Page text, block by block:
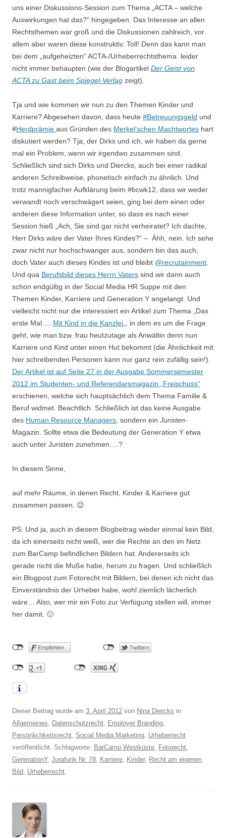
uns einer Diskussions-Session zum Thema „ACTA – welche
Auswirkungen hat das?“ hingegeben. Das Interesse an allen
Rechtsthemen war groß und die Diskussionen zahlreich, vor
allem aber waren diese konstruktiv. Toll! Denn das kann man
bei dem „aufgeheizten“ ACTA-/Urheberrechtsthema leider
nicht immer behaupten (wie der Blogartikel Der Geist von
ACTA zu Gast beim Spiegel-Verlag zeigt).
Tja und wie kommen wir nun zu den Themen Kinder und
Karriere? Abgesehen davon, dass heute #Betreuungsgeld und
#Herdprämie aus Gründen des Merkel’schen Machtwortes hart
diskutiert werden? Tja, der Dirks und ich, wir haben da gerne
mal ein Problem, wenn wir irgendwo zusammen sind.
Schließlich sind sich Dirks und Diercks, auch bei einer radikal
anderen Schreibweise, phonetisch einfach zu ähnlich. Und
trotz mannigfacher Aufklärung beim #bcwk12, dass wir weder
verwandt noch verschwägert seien, ging bei dem einen oder
anderen diese Information unter, so dass es nach einer
Session hieß „Ach, Sie sind gar nicht verheiratet? Ich dachte,
Herr Dirks wäre der Vater Ihres Kindes?“ – Ähh, nein. Ich sehe
zwar nicht nur hochschwanger aus, sondern bin das auch,
doch Vater auch dieses Kindes ist und bleibt @recrutainment
Und qua Berufsbild dieses Herrn Vaters sind wir dann auch
schon endgültig in der Social Media HR Suppe mit den
Themen Kinder, Karriere und Generation Y angelangt. Und
vielleicht nicht nur die interessiert ein Artikel zum Thema „Das
erste Mal…. Mit Kind in die Kanzlei „, in dem es um die Frage
geht, wie man bzw. frau heutzutage als Anwältin denn nun
Karriere und Kind unter einen Hut bekommt (die Ähnlichkeit mit
hier schreibenden Personen kann nur ganz rein zufällig sein!).
Der Artikel ist auf Seite 27 in der Ausgabe Sommersemester
2012 im Studenten- und Referendarsmagazin „Freischuss“
erschienen, welche sich hauptsächlich dem Thema Familie &
Beruf widmet. Beachtlich. Schließlich ist das keine Ausgabe
des Human Resource Managers , sondern ein Juristen-
Magazin. Sollte etwa die Bedeutung der Generation Y etwa
auch unter Juristen zunehmen….?
In diesem Sinne,
auf mehr Räume, in denen Recht, Kinder & Karriere gut
zusammen passen. 😉
PS: Und ja, auch in diesem Blogbeitrag wieder einmal kein Bild,
da ich einerseits nicht weiß, wer die Rechte an den im Netz
zum BarCamp befindlichen Bildern hat. Andererseits ich
gerade nicht die Muße habe, herum zu fragen. Und schließlich
ein Blogpost zum Fotorecht mit Bildern, bei denen ich nicht das
Einverständnis der Urheber habe, wohl ziemlich lächerlich
wäre… Also, wer mir ein Foto zur Verfügung stellen will, immer
her damit. 🙂
Dieser Beitrag wurde am 3. April 2012 von Nina Diercks in
Allgemeines, Datenschutzrecht, Employer Branding,
Persönlichkeitsrecht, Social Media Marketing, Urheberrecht
veröffentlicht. Schlagworte: BarCamp Westküste, Fotorecht,
GenerationY, Jurafunk Nr. 78, Karriere, Kinder, Recht am eigenen
Bild, Urheberrecht.